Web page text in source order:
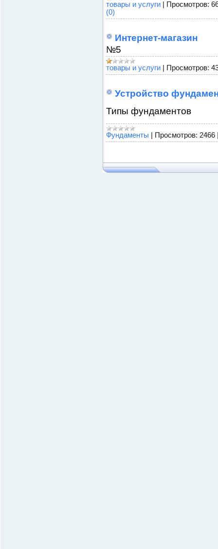
товары и услуги Просмотров:
(0)
Интернет-магазин
№5
товары и услуги Просмотров:
Устройство
Типы фундаментов
Фундаменты Просмотров: 2466